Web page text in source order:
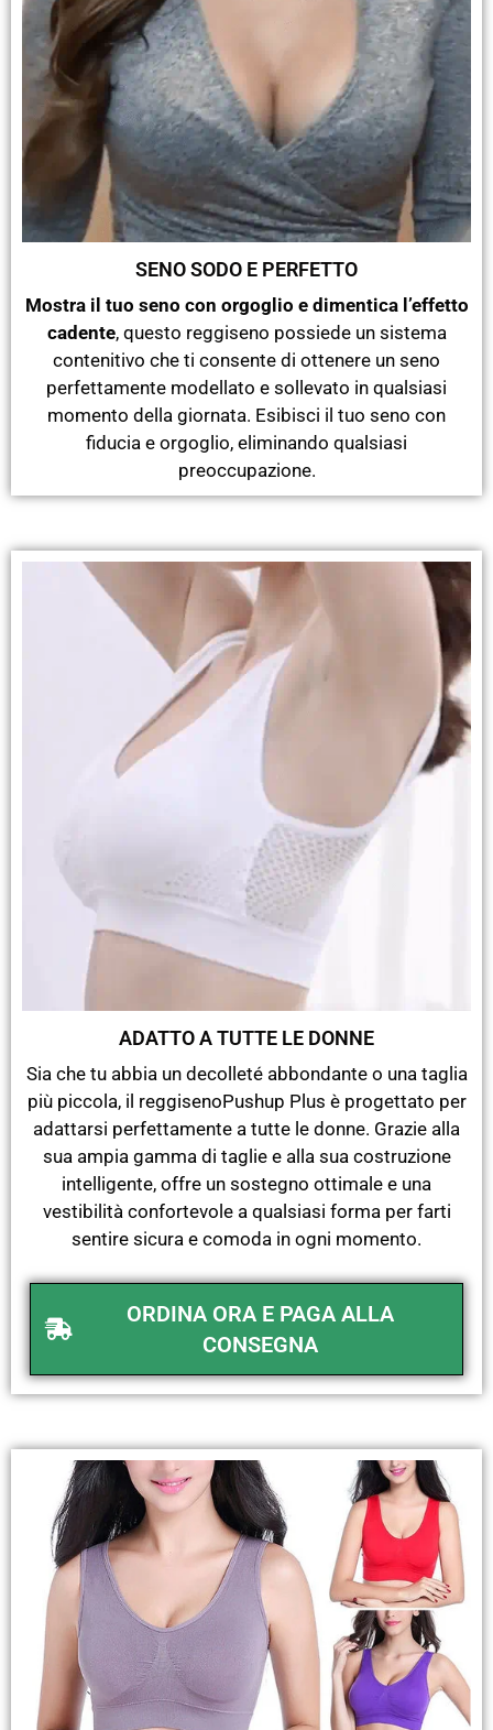
SENO SODO E PERFETTO
Mostra il tuo seno con orgoglio e dimentica l’effetto
cadente, questo reggiseno possiede un sistema
contenitivo che ti consente di ottenere un seno
perfettamente modellato e sollevato in qualsiasi
momento della giornata. Esibisci il tuo seno con
fiducia e orgoglio, eliminando qualsiasi
preoccupazione.
ADATTO A TUTTE LE DONNE
Sia che tu abbia un decolleté abbondante o una taglia
più piccola, il reggisenoPushup Plus è progettato per
adattarsi perfettamente a tutte le donne. Grazie alla
sua ampia gamma di taglie e alla sua costruzione
intelligente, offre un sostegno ottimale e una
vestibilità confortevole a qualsiasi forma per farti
sentire sicura e comoda in ogni momento.
ORDINA ORA E PAGA ALLA
CONSEGNA